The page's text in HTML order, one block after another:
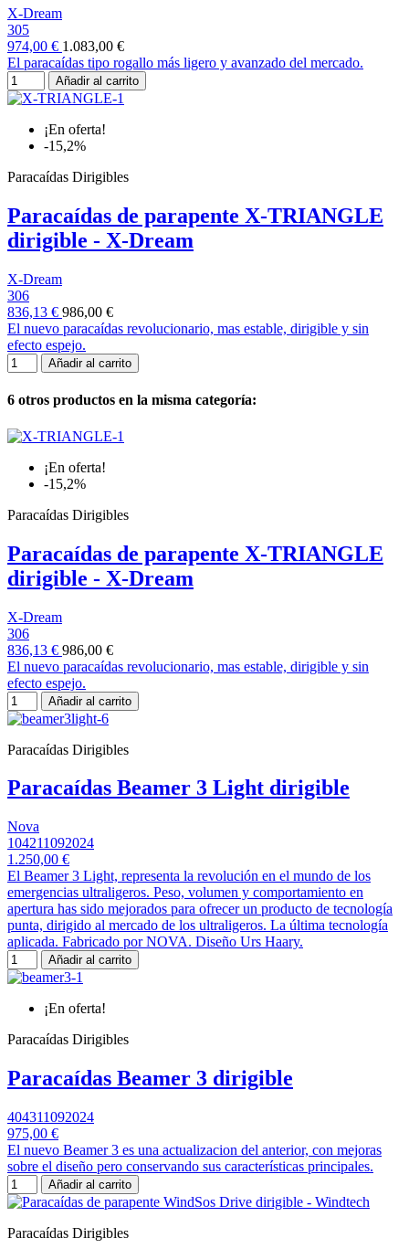
X-Dream
305
974,00 € 1.083,00 €
El paracaídas tipo rogallo más ligero y avanzado del mercado.
Añadir al carrito
¡En oferta!
-15,2%
Paracaídas Dirigibles
Paracaídas de parapente X-TRIANGLE
dirigible - X-Dream
X-Dream
306
836,13 € 986,00 €
El nuevo paracaídas revolucionario, mas estable, dirigible y sin
efecto espejo.
Añadir al carrito
6 otros productos en la misma categoría:
¡En oferta!
-15,2%
Paracaídas Dirigibles
Paracaídas de parapente X-TRIANGLE
dirigible - X-Dream
X-Dream
306
836,13 € 986,00 €
El nuevo paracaídas revolucionario, mas estable, dirigible y sin
efecto espejo.
Añadir al carrito
Paracaídas Dirigibles
Paracaídas Beamer 3 Light dirigible
Nova
104211092024
1.250,00 €
El Beamer 3 Light, representa la revolución en el mundo de los
emergencias ultraligeros. Peso, volumen y comportamiento en
apertura has sido mejorados para ofrecer un producto de tecnología
punta, dirigido al mercado de los ultraligeros. La última tecnología
aplicada. Fabricado por NOVA. Diseño Urs Haary.
Añadir al carrito
¡En oferta!
Paracaídas Dirigibles
Paracaídas Beamer 3 dirigible
404311092024
975,00 €
El nuevo Beamer 3 es una actualizacion del anterior, con mejoras
sobre el diseño pero conservando sus características principales.
Añadir al carrito
Paracaídas Dirigibles